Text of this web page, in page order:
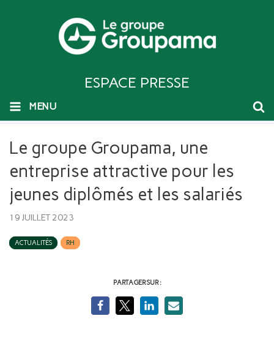
ESPACE PRESSE
MENU
Le groupe Groupama, une
entreprise attractive pour les
jeunes diplômés et les salariés
19 JUILLET 2023
ACTUALITÉS RH
PARTAGER SUR :